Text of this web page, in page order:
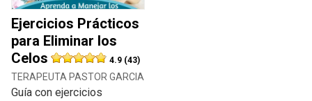
Ejercicios Prácticos
para Eliminar los
Celos
4.9 (43)
TERAPEUTA PASTOR GARCIA
Guía con ejercicios